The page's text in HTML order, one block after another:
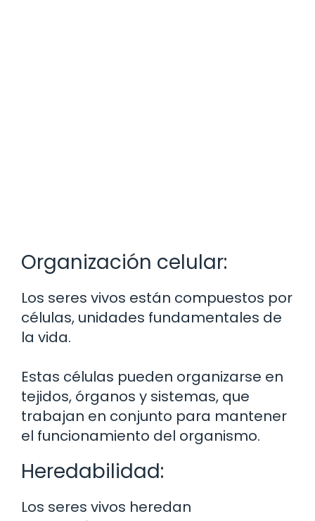
Organización celular:
Los seres vivos están compuestos por
células, unidades fundamentales de
la vida.
Estas células pueden organizarse en
tejidos, órganos y sistemas, que
trabajan en conjunto para mantener
el funcionamiento del organismo.
Heredabilidad:
Los seres vivos heredan